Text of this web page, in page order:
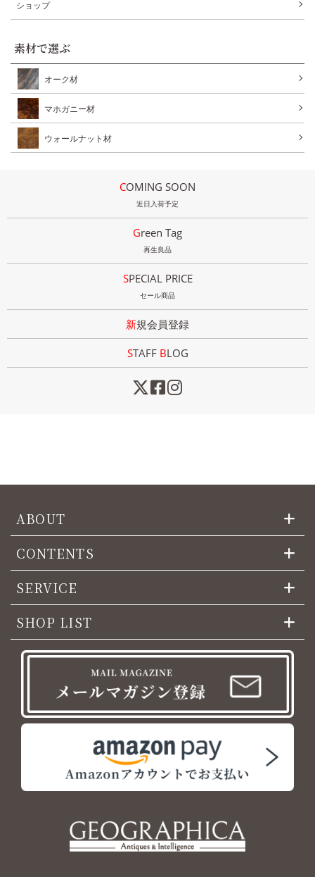
ショップ
素材で選ぶ
オーク材
マホガニー材
ウォールナット材
COMING SOON
近日入荷予定
Green Tag
再生良品
SPECIAL PRICE
セール商品
新規会員登録
STAFF BLOG
ABOUT
CONTENTS
SERVICE
SHOP LIST